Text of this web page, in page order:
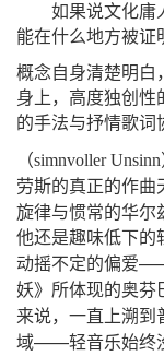
如果说文化庸
能在什么地方被证
概念自身清楚明白
身上，高度独创性
的手法与抒情歌词
（simnvoller Unsinn
劳斯的真正的作曲
旋律与惯常的华尔
他还是趣味低下的
动摇不定的偏爱
妖》所体现的奥芬
来说，一直上溯到
域——轻音乐始终